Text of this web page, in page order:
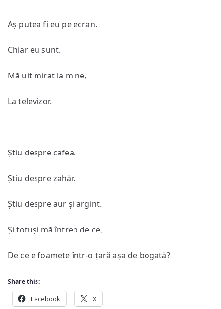
Aș putea fi eu pe ecran.
Chiar eu sunt.
Mă uit mirat la mine,
La televizor.
Știu despre cafea.
Știu despre zahăr.
Știu despre aur și argint.
Și totuși mă întreb de ce,
De ce e foamete într-o țară așa de bogată?
Share this:
Facebook X